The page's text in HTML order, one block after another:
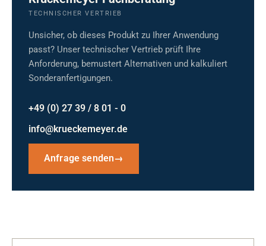
TECHNISCHER VERTRIEB
Unsicher, ob dieses Produkt zu Ihrer Anwendung
passt? Unser technischer Vertrieb prüft Ihre
Anforderung, bemustert Alternativen und kalkuliert
Sonderanfertigungen.
+49 (0) 27 39 / 8 01 - 0
info@krueckemeyer.de
Anfrage senden→